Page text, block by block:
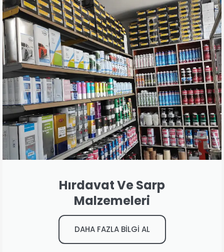
Hırdavat Ve Sarp
Malzemeleri
DAHA FAZLA BİLGİ AL